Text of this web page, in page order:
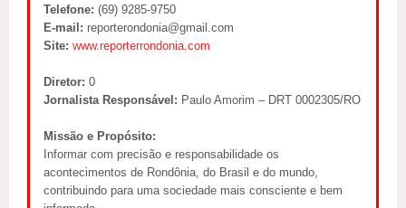
Telefone: (69) 9285-9750
E-mail: reporterondonia@gmail.com
Site: www.reporterrondonia.com
Diretor: 0
Jornalista Responsável: Paulo Amorim – DRT 0002305/RO
Missão e Propósito:
Informar com precisão e responsabilidade os
acontecimentos de Rondônia, do Brasil e do mundo,
contribuindo para uma sociedade mais consciente e bem